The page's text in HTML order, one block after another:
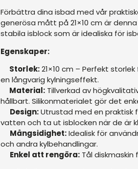
Förbättra dina isbad med vår
generösa mått på 21×10 cm är
stabila isblock som är idealiska för
Egenskaper:
Storlek:21×10 cm – Perfekt
en långvarig kylningseffekt.
Material: Tillverkad av
hållbart. Silikonmaterialet gör det
Design:Utrustad med en
vatten och ta ut isblocken när de är
Mångsidighet:Idealisk för
och andra kylbehandlingar.
Enkel att rengöra: Tål diskmaskin